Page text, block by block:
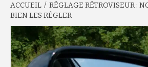
ACCUEIL
RÉGLAGE RÉTROVISEUR :
BIEN LES RÉGLER